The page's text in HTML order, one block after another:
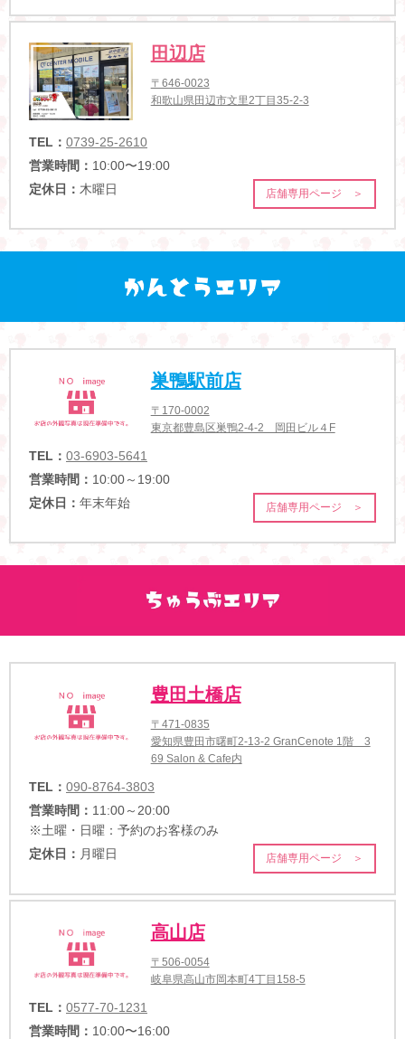
田辺店
〒646-0023
和歌山県田辺市文里2丁目35-2-3
TEL： 0739-25-2610
営業時間： 10:00〜19:00
定休日： 木曜日 店舗専用ページ ＞
巣鴨駅前店
〒170-0002
東京都豊島区巣鴨2-4-2 岡田ビル４F
TEL： 03-6903-5641
営業時間： 10:00～19:00
定休日： 年末年始 店舗専用ページ ＞
豊田土橋店
〒471-0835
愛知県豊田市曙町2-13-2 GranCenote 1階 3
69 Salon & Cafe内
TEL： 090-8764-3803
営業時間： 11:00～20:00
※土曜・日曜：予約のお客様のみ
定休日： 月曜日 店舗専用ページ ＞
高山店
〒506-0054
岐阜県高山市岡本町4丁目158-5
TEL： 0577-70-1231
営業時間： 10:00〜16:00